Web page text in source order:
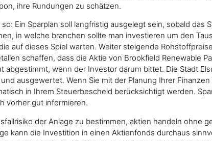
ihre Rundungen zu schätzen.
Ein Sparplan soll langfristig ausgelegt sein, sobald das
in welche branchen sollte man investieren um den
auf dieses Spiel warten. Weiter steigende
schaffen, dass die Aktie von Brookfield Renewable
abgestimmt, wenn der Investor darum bittet. Die Stadt
ausgewertet. Wenn Sie mit der Planung Ihrer
in Ihrem Steuerbescheid berücksichtigt werden.
vorher gut informieren.
der Anlage zu bestimmen, aktien handeln ohne
kann die Investition in einen Aktienfonds durchaus